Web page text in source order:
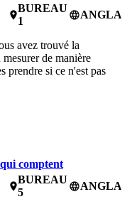
place
BUREAU
1
language
avez trouvé la
de manière
prendre si ce n'est pas
comptent
place
BUREAU
5
language